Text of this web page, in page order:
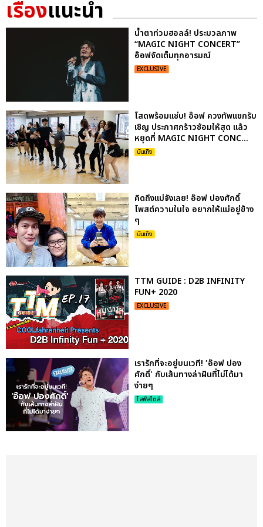
เรื่องแนะนำ
น้ำตาท่วมฮอลล์! ประมวลภาพ
“MAGIC NIGHT CONCERT”
อ๊อฟจัดเต็มทุกอารมณ์
EXCLUSIVE
โสดพร้อมแซ่บ! อ๊อฟ ควงทัพแขกรับ
เชิญ ประกาศกร้าวซ้อมให้สุด แล้ว
หยุดที่ MAGIC NIGHT CONC...
บันเทิง
คิดถึงแม่จังเลย! อ๊อฟ ปองศักดิ์
โพสต์ความในใจ อยากให้แม่อยู่ข้าง
ๆ
บันเทิง
TTM GUIDE : D2B INFINITY
FUN+ 2020
EXCLUSIVE
เรารักที่จะอยู่บนเวที! 'อ๊อฟ ปอง
ศักดิ์' กับเส้นทางล่าฝันที่ไม่ได้มา
ง่ายๆ
ไลฟ์สไตล์